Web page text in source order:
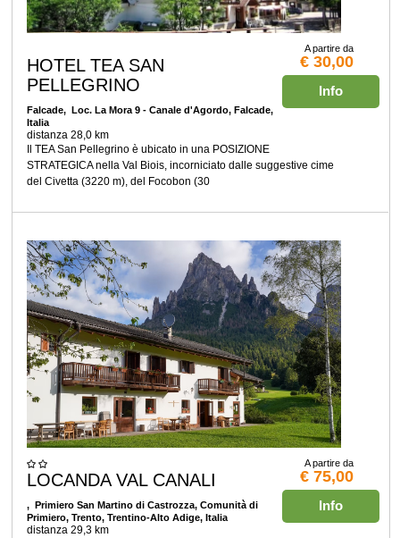
A partire da
€ 30,00
Info
HOTEL TEA SAN
PELLEGRINO
Falcade, Loc. La Mora 9 - Canale d'Agordo, Falcade,
Italia
distanza 28,0 km
Il TEA San Pellegrino è ubicato in una POSIZIONE
STRATEGICA nella Val Biois, incorniciato dalle suggestive cime
del Civetta (3220 m), del Focobon (30
A partire da
€ 75,00
Info
LOCANDA VAL CANALI
, Primiero San Martino di Castrozza, Comunità di
Primiero, Trento, Trentino-Alto Adige, Italia
distanza 29,3 km